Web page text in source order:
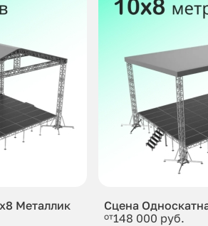
Металлик Сцена
от148 000 руб.